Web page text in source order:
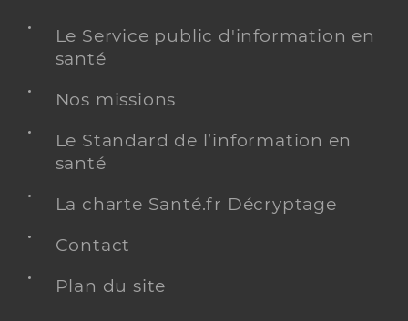
Le Service public d'information en
santé
Nos missions
Le Standard de l’information en
santé
La charte Santé.fr Décryptage
Contact
Plan du site